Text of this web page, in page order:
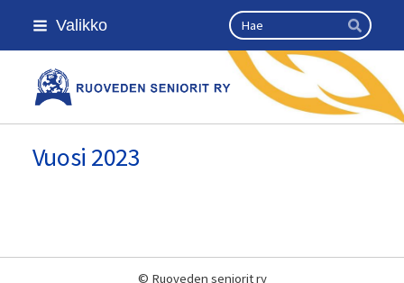
Siirry
sivun
Valikko Haku
Hae
Kansallinen senioriliitto
Vuosi 2023
© Ruoveden seniorit ry